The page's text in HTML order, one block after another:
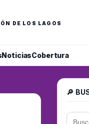
DE LOS LAGOS
NoticiasCobertura
🔎